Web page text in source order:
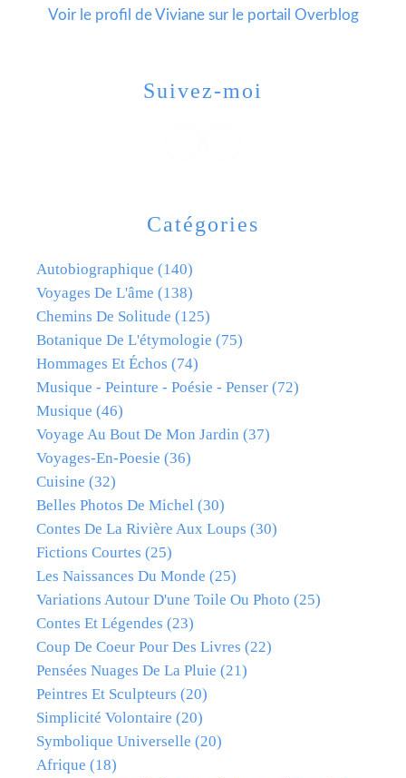
Catégories
Autobiographique (140)
Voyages De L'âme (138)
Chemins De Solitude (125)
Botanique De L'étymologie (75)
Hommages Et Échos (74)
Musique - Peinture - Poésie - Penser (72)
Musique (46)
Voyage Au Bout De Mon Jardin (37)
Voyages-En-Poesie (36)
Cuisine (32)
Belles Photos De Michel (30)
Contes De La Rivière Aux Loups (30)
Fictions Courtes (25)
Les Naissances Du Monde (25)
Variations Autour D'une Toile Ou Photo (25)
Contes Et Légendes (23)
Coup De Coeur Pour Des Livres (22)
Pensées Nuages De La Pluie (21)
Peintres Et Sculpteurs (20)
Simplicité Volontaire (20)
Symbolique Universelle (20)
Afrique (18)
Voir le profil deVivianesur le portail Overblog
Suivez-moi